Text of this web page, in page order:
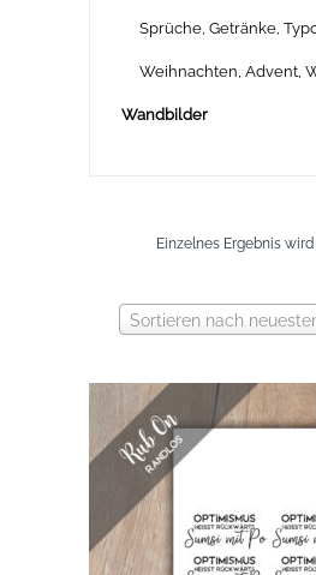
Sprüche, Getränke,
Weihnachten, Advent,
Wandbilder
Einzelnes Ergebnis
Sortieren nach